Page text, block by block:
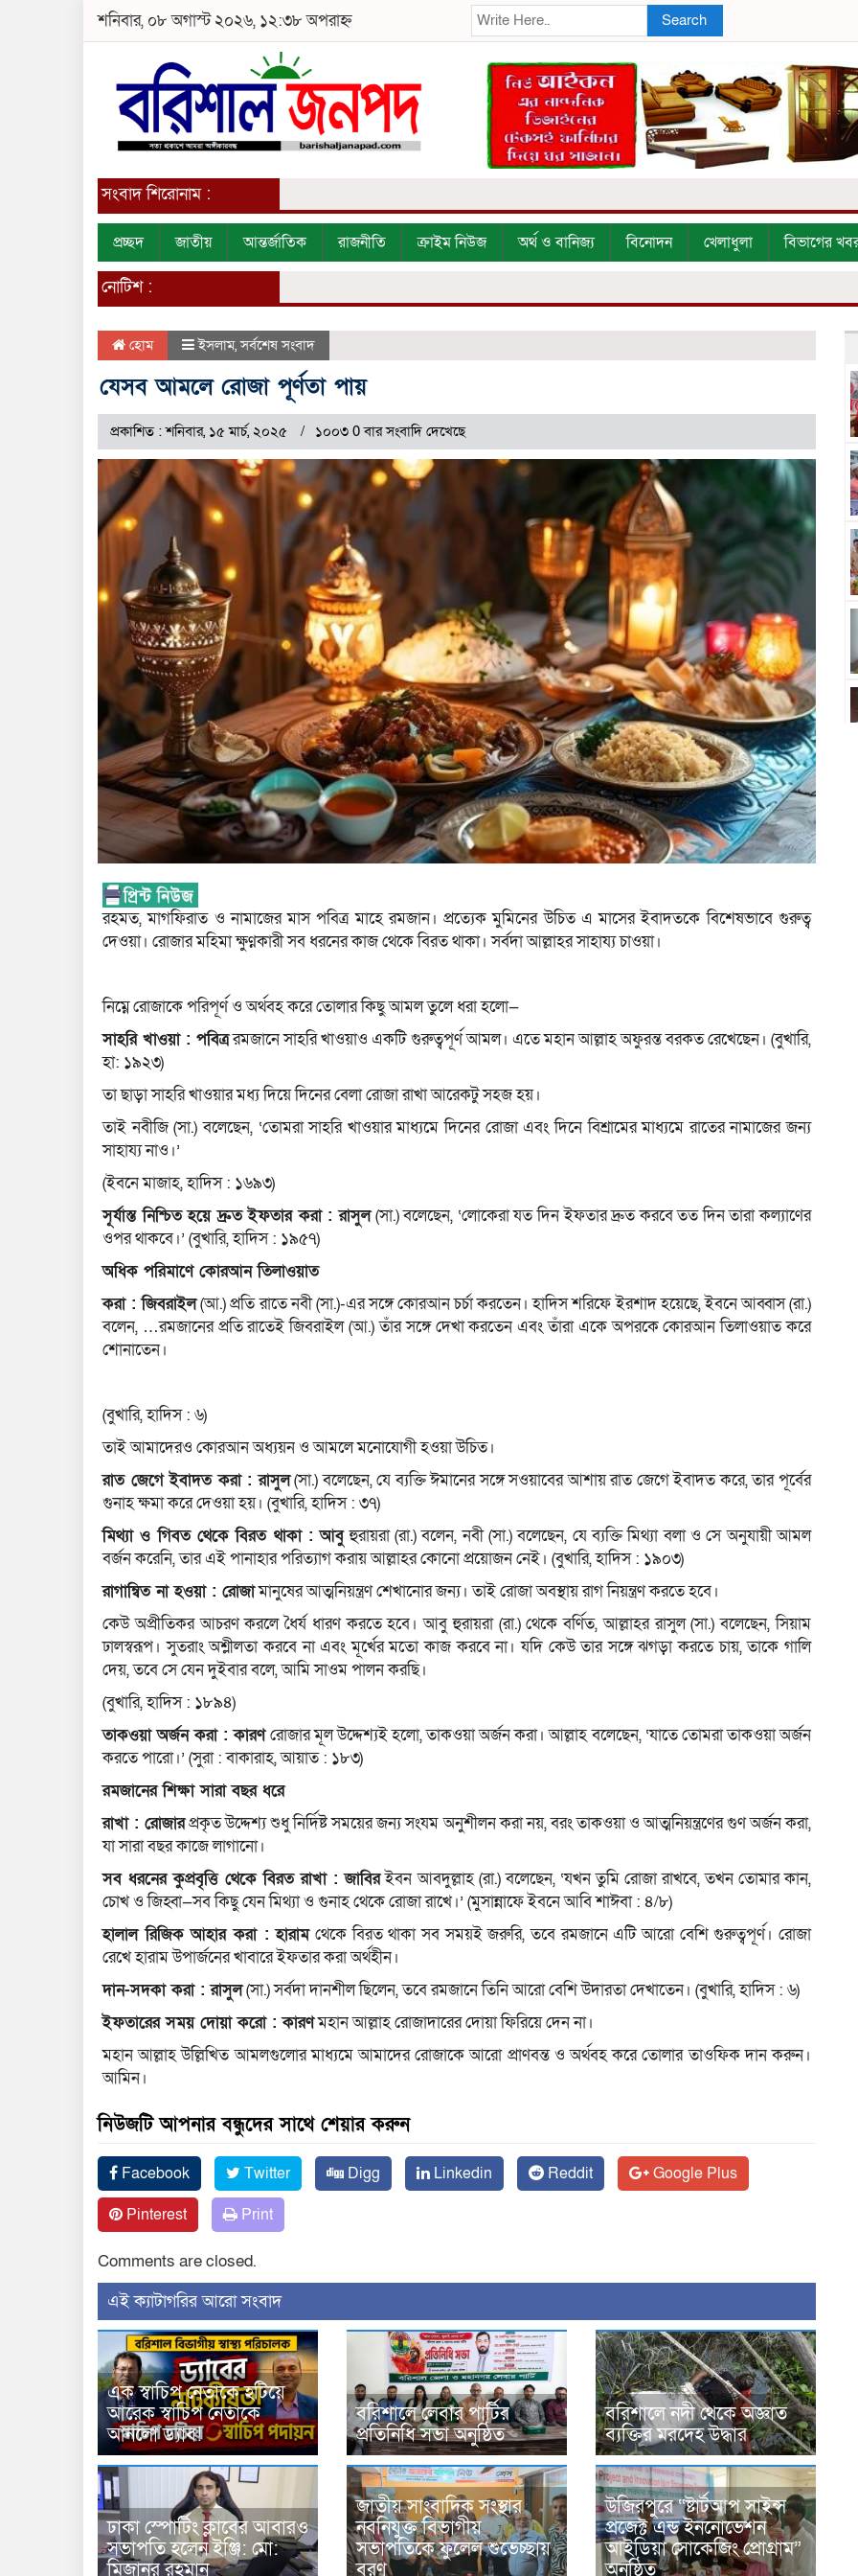
শনিবার, ০৮ অগাস্ট ২০২৬, ১২:৩৮ অপরাহ্ন Search
সংবাদ শিরোনাম :
প্রচ্ছদ জাতীয় আন্তর্জাতিক রাজনীতি ক্রাইম নিউজ অর্থ ও বানিজ্য বিনোদন খেলাধুলা বিভাগের
নোটিশ :
হোম ইসলাম,সর্বশেষ সংবাদ
যেসব আমলে রোজা পূর্ণতা পায়
প্রকাশিত : শনিবার, ১৫ মার্চ, ২০২৫ ১০০৩ 0 বার সংবাদি দেখেছে
রহমত, মাগফিরাত ও নামাজের মাস পবিত্র মাহে রমজান। প্রত্যেক মুমিনের উচিত এ মাসের ইবাদতকে বিশেষভাবে গুরুত্ব
দেওয়া। রোজার মহিমা ক্ষুণ্নকারী সব ধরনের কাজ থেকে বিরত থাকা। সর্বদা আল্লাহর সাহায্য চাওয়া।
নিম্নে রোজাকে পরিপূর্ণ ও অর্থবহ করে তোলার কিছু আমল তুলে ধরা হলো—
সাহরি খাওয়া : পবিত্ররমজানে সাহরি খাওয়াও একটি গুরুত্বপূর্ণ আমল। এতে মহান আল্লাহ অফুরন্ত বরকত রেখেছেন। (বুখারি,
হা: ১৯২৩)
তা ছাড়া সাহরি খাওয়ার মধ্য দিয়ে দিনের বেলা রোজা রাখা আরেকটু সহজ হয়।
তাই নবীজি (সা.) বলেছেন, ‘তোমরা সাহরি খাওয়ার মাধ্যমে দিনের রোজা এবং দিনে বিশ্রামের মাধ্যমে রাতের নামাজের জন্য
সাহায্য নাও।’
(ইবনে মাজাহ, হাদিস : ১৬৯৩)
সূর্যাস্ত নিশ্চিত হয়ে দ্রুত ইফতার করা : রাসুল(সা.) বলেছেন, ‘লোকেরা যত দিন ইফতার দ্রুত করবে তত দিন তারা কল্যাণের
ওপর থাকবে।’ (বুখারি, হাদিস : ১৯৫৭)
অধিক পরিমাণে কোরআন তিলাওয়াত
করা : জিবরাইল(আ.) প্রতি রাতে নবী (সা.)-এর সঙ্গে কোরআন চর্চা করতেন। হাদিস শরিফে ইরশাদ হয়েছে, ইবনে আব্বাস (রা.)
বলেন, …রমজানের প্রতি রাতেই জিবরাইল (আ.) তাঁর সঙ্গে দেখা করতেন এবং তাঁরা একে অপরকে কোরআন তিলাওয়াত করে
শোনাতেন।
(বুখারি, হাদিস : ৬)
তাই আমাদেরও কোরআন অধ্যয়ন ও আমলে মনোযোগী হওয়া উচিত।
রাত জেগে ইবাদত করা : রাসুল(সা.) বলেছেন, যে ব্যক্তি ঈমানের সঙ্গে সওয়াবের আশায় রাত জেগে ইবাদত করে, তার পূর্বের
গুনাহ ক্ষমা করে দেওয়া হয়। (বুখারি, হাদিস : ৩৭)
মিথ্যা ও গিবত থেকে বিরত থাকা : আবুহুরায়রা (রা.) বলেন, নবী (সা.) বলেছেন, যে ব্যক্তি মিথ্যা বলা ও সে অনুযায়ী আমল
বর্জন করেনি, তার এই পানাহার পরিত্যাগ করায় আল্লাহর কোনো প্রয়োজন নেই। (বুখারি, হাদিস : ১৯০৩)
রাগান্বিত না হওয়া : রোজামানুষের আত্মনিয়ন্ত্রণ শেখানোর জন্য। তাই রোজা অবস্থায় রাগ নিয়ন্ত্রণ করতে হবে।
কেউ অপ্রীতিকর আচরণ করলে ধৈর্য ধারণ করতে হবে। আবু হুরায়রা (রা.) থেকে বর্ণিত, আল্লাহর রাসুল (সা.) বলেছেন, সিয়াম
ঢালস্বরূপ। সুতরাং অশ্লীলতা করবে না এবং মূর্খের মতো কাজ করবে না। যদি কেউ তার সঙ্গে ঝগড়া করতে চায়, তাকে গালি
দেয়, তবে সে যেন দুইবার বলে, আমি সাওম পালন করছি।
(বুখারি, হাদিস : ১৮৯৪)
তাকওয়া অর্জন করা : কারণরোজার মূল উদ্দেশ্যই হলো, তাকওয়া অর্জন করা। আল্লাহ বলেছেন, ‘যাতে তোমরা তাকওয়া অর্জন
করতে পারো।’ (সুরা : বাকারাহ, আয়াত : ১৮৩)
রমজানের শিক্ষা সারা বছর ধরে
রাখা : রোজারপ্রকৃত উদ্দেশ্য শুধু নির্দিষ্ট সময়ের জন্য সংযম অনুশীলন করা নয়, বরং তাকওয়া ও আত্মনিয়ন্ত্রণের গুণ অর্জন করা,
যা সারা বছর কাজে লাগানো।
সব ধরনের কুপ্রবৃত্তি থেকে বিরত রাখা : জাবিরইবন আবদুল্লাহ (রা.) বলেছেন, ‘যখন তুমি রোজা রাখবে, তখন তোমার কান,
চোখ ও জিহ্বা—সব কিছু যেন মিথ্যা ও গুনাহ থেকে রোজা রাখে।’ (মুসান্নাফে ইবনে আবি শাঈবা : ৪/৮)
হালাল রিজিক আহার করা : হারামথেকে বিরত থাকা সব সময়ই জরুরি, তবে রমজানে এটি আরো বেশি গুরুত্বপূর্ণ। রোজা
রেখে হারাম উপার্জনের খাবারে ইফতার করা অর্থহীন।
দান-সদকা করা : রাসুল(সা.) সর্বদা দানশীল ছিলেন, তবে রমজানে তিনি আরো বেশি উদারতা দেখাতেন। (বুখারি, হাদিস : ৬)
ইফতারের সময় দোয়া করো : কারণমহান আল্লাহ রোজাদারের দোয়া ফিরিয়ে দেন না।
মহান আল্লাহ উল্লিখিত আমলগুলোর মাধ্যমে আমাদের রোজাকে আরো প্রাণবন্ত ও অর্থবহ করে তোলার তাওফিক দান করুন।
আমিন।
নিউজটি আপনার বন্ধুদের সাথে শেয়ার করুন
Facebook Twitter Digg Linkedin Reddit
Google Plus
Pinterest
Print
Comments are closed.
‍এই ক্যাটাগরির ‍আরো সংবাদ
এক স্বাচিপ নেতাকে হটিয়ে
আরেক স্বাচিপ নেতাকে
আনলো ড্যাব!
বরিশালে লেবার পার্টির
প্রতিনিধি সভা অনুষ্ঠিত
বরিশালে নদী থেকে অজ্ঞাত
ব্যক্তির মরদেহ উদ্ধার
ঢাকা স্পোর্টিং ক্লাবের আবারও
সভাপতি হলেন ইঞ্জি: মো:
মিজানুর রহমান
জাতীয় সাংবাদিক সংস্থার
নবনিযুক্ত বিভাগীয়
সভাপতিকে ফুলেল শুভেচ্ছায়
বরণ
উজিরপুরে “ষ্টার্টআপ সাইন্স
প্রজেক্ট এন্ড ইননোভেশন
আইডিয়া সোকেজিং প্রোগ্রাম”
অনুষ্ঠিত